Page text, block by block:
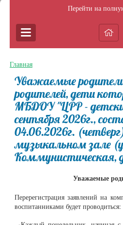
Перейти на
Главная
Уважаемые
родителей, дети
МБДОУ "ЦРР -
сентября 2026г.,
04.06.2026г.
музыкальном зале
Коммунистическая,
Уважаемые
Перерегистрация заявлений на
воспитанниками будет проводиться: